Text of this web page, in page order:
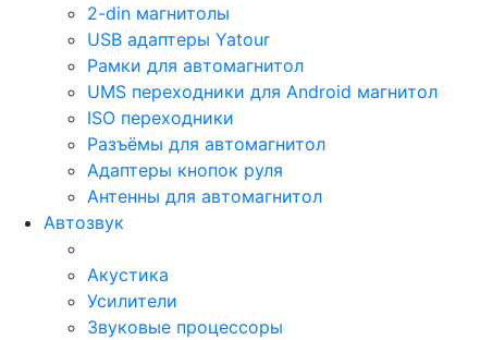
2-din магнитолы
USB адаптеры Yatour
Рамки для автомагнитол
UMS переходники для Android магнитол
ISO переходники
Разъёмы для автомагнитол
Адаптеры кнопок руля
Антенны для автомагнитол
Автозвук
Акустика
Усилители
Звуковые процессоры